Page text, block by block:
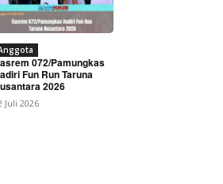
072/Pamungkas
Fun Run Taruna
2026
Juli 2026